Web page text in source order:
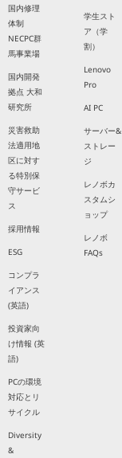
国内修理
体制
NECPC群
馬事業場
国内開発
拠点 大和
研究所
災害救助
法適用地
区に対す
る特別保
守サービ
ス
採用情報
ESG
コンプラ
イアンス
(英語)
投資家向
け情報 (英
語)
PCの環境
対応とリ
サイクル
Diversity
&
学生スト
ア（学
割）
Lenovo
Pro
AI PC
サーバー&
ストレー
ジ
レノボカ
スタムシ
ョップ
レノボ
FAQs